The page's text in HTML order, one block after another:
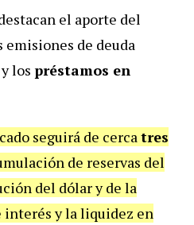
el aporte del
emisiones de deuda
los préstamos en
seguirá de cercatres
de reservas del
del dólar y de la
interés y la liquidez en